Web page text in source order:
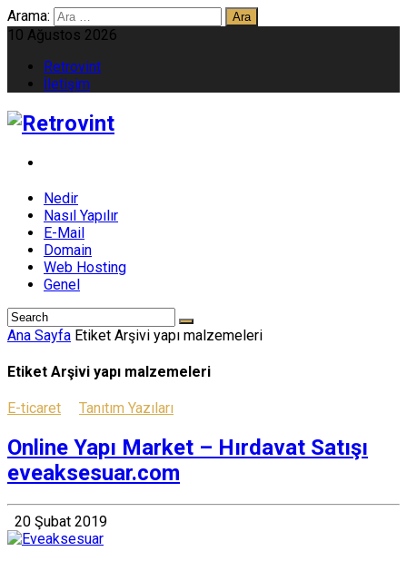
Arama:
10 Ağustos 2026
Retrovint
İletişim
Nedir
Nasıl Yapılır
E-Mail
Domain
Web Hosting
Genel
Ana Sayfa Etiket Arşivi yapı malzemeleri
Etiket Arşivi yapı malzemeleri
E-ticaret Tanıtım Yazıları
Online Yapı Market – Hırdavat Satışı
eveaksesuar.com
20 Şubat 2019